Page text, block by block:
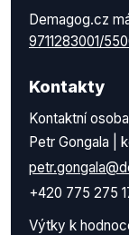
Demagog.cz
9711283001/
Kontakty
Kontaktní osoba
Petr Gongala |
+420 775 275
Výtky k